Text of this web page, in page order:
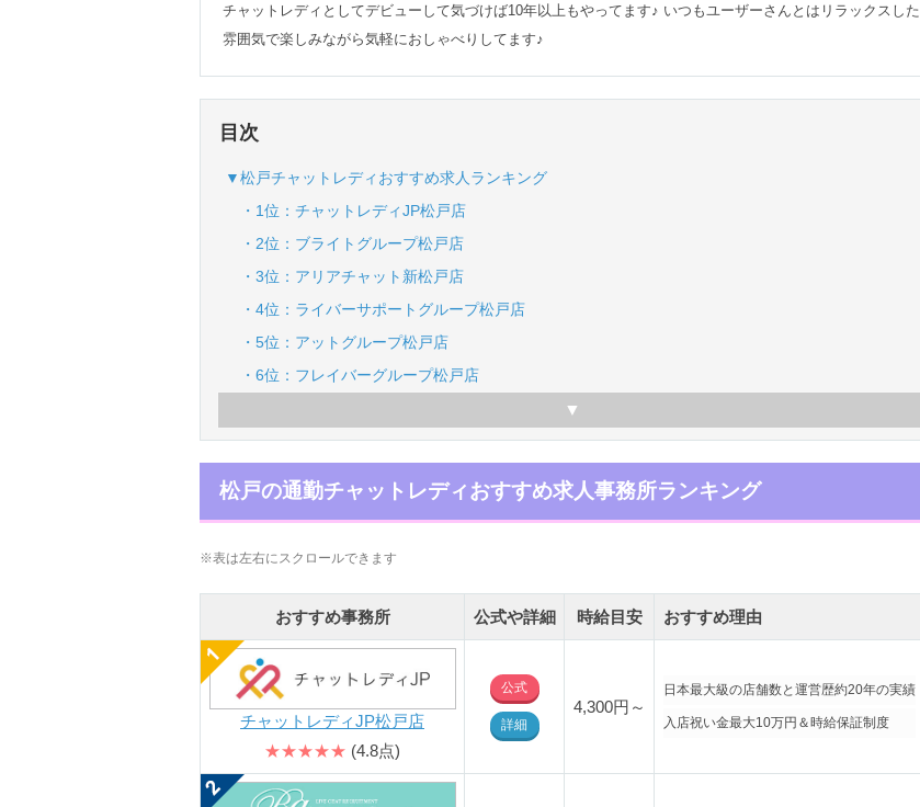
チャットレディとしてデビューして気づけば10年以上もやってます♪ いつもユーザーさんとはリラックスした
雰囲気で楽しみながら気軽におしゃべりしてます♪
目次
▼松戸チャットレディおすすめ求人ランキング
・1位：チャットレディJP松戸店
・2位：ブライトグループ松戸店
・3位：アリアチャット新松戸店
・4位：ライバーサポートグループ松戸店
・5位：アットグループ松戸店
・6位：フレイバーグループ松戸店
松戸の通勤チャットレディおすすめ求人事務所ランキング
※表は左右にスクロールできます
おすすめ事務所 公式や詳細 時給目安 おすすめ理由
チャットレディJP松戸店
★★★★★ (4.8点)
公式
詳細
4,300円～
日本最大級の店舗数と運営歴約20年の実績
入店祝い金最大10万円＆時給保証制度